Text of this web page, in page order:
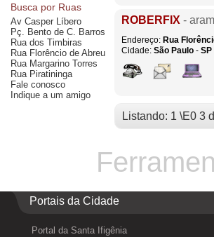
Busca por Ruas
Av Casper Líbero
Pç. Bento de C. Barros
Rua dos Timbiras
Rua Florêncio de Abreu
Rua Margarino Torres
Rua Piratininga
Fale conosco
Indique a um amigo
ROBERFIX -
Endereço: Rua
Cidade: São Paulo - SP
Listando: 1 \E0 3
Portais da Cidade
Portal da Santa Ifigênia